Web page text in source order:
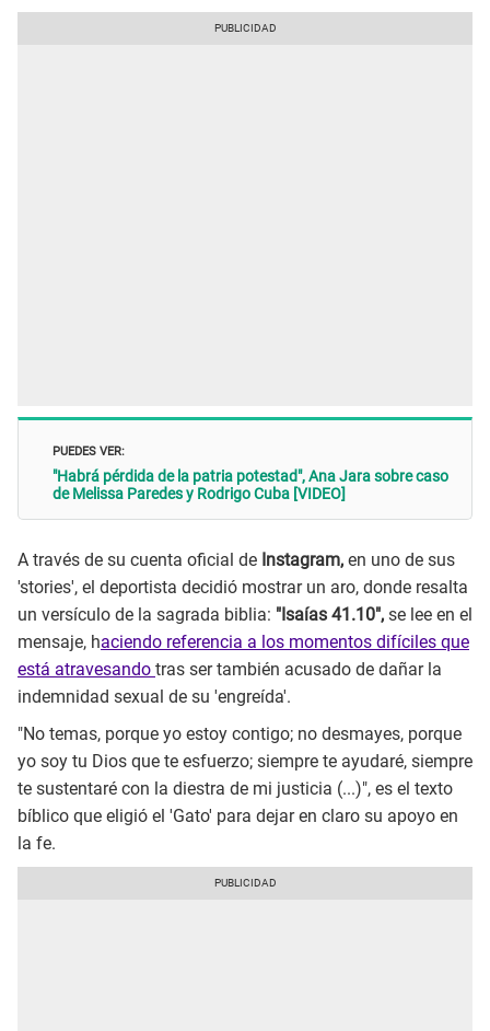
PUEDES VER:
"Habrá pérdida de la patria potestad", Ana Jara sobre caso
de Melissa Paredes y Rodrigo Cuba [VIDEO]
A través de su cuenta oficial de Instagram, en uno de sus
'stories', el deportista decidió mostrar un aro, donde resalta
un versículo de la sagrada biblia: "Isaías 41.10", se lee en el
mensaje, haciendo referencia a los momentos difíciles que
está atravesando tras ser también acusado de dañar la
indemnidad sexual de su 'engreída'.
"No temas, porque yo estoy contigo; no desmayes, porque
yo soy tu Dios que te esfuerzo; siempre te ayudaré, siempre
te sustentaré con la diestra de mi justicia (...)", es el texto
bíblico que eligió el 'Gato' para dejar en claro su apoyo en
la fe.